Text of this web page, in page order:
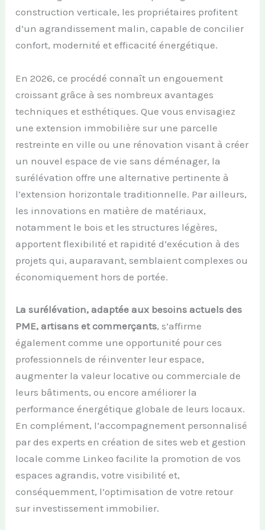
construction verticale, les propriétaires profitent
d’un agrandissement malin, capable de concilier
confort, modernité et efficacité énergétique.
En 2026, ce procédé connaît un engouement
croissant grâce à ses nombreux avantages
techniques et esthétiques. Que vous envisagiez
une extension immobilière sur une parcelle
restreinte en ville ou une rénovation visant à créer
un nouvel espace de vie sans déménager, la
surélévation offre une alternative pertinente à
l’extension horizontale traditionnelle. Par ailleurs,
les innovations en matière de matériaux,
notamment le bois et les structures légères,
apportent flexibilité et rapidité d’exécution à des
projets qui, auparavant, semblaient complexes ou
économiquement hors de portée.
La surélévation, adaptée aux besoins actuels des
PME, artisans et commerçants, s’affirme
également comme une opportunité pour ces
professionnels de réinventer leur espace,
augmenter la valeur locative ou commerciale de
leurs bâtiments, ou encore améliorer la
performance énergétique globale de leurs locaux.
En complément, l’accompagnement personnalisé
par des experts en création de sites web et gestion
locale comme Linkeo facilite la promotion de vos
espaces agrandis, votre visibilité et,
conséquemment, l’optimisation de votre retour
sur investissement immobilier.